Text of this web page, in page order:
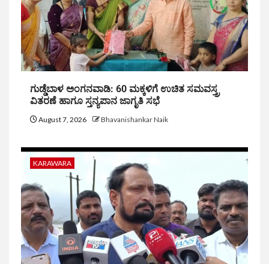
ಗುಡ್ಡೆಬಾಳ ಅಂಗನವಾಡಿ: 60 ಮಕ್ಕಳಿಗೆ ಉಚಿತ ಸಮವಸ್ತ್ರ
ವಿತರಣೆ ಹಾಗೂ ಸ್ತನ್ಯಪಾನ ಜಾಗೃತಿ ಸಭೆ
August 7, 2026 Bhavanishankar Naik
KARAWARA